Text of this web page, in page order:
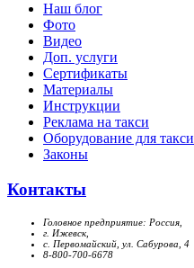
Наш блог
Фото
Видео
Доп. услуги
Сертификаты
Материалы
Инструкции
Реклама на такси
Оборудование для такси
Законы
Контакты
Головное предприятие: Россия,
г. Ижевск,
с. Первомайский, ул. Сабурова, 4
8-800-700-6678